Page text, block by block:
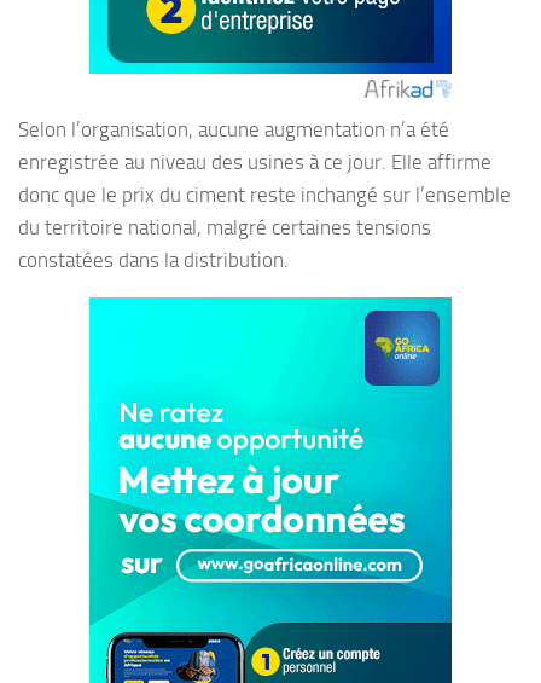
Selon l’organisation, aucune augmentation n’a été
enregistrée au niveau des usines à ce jour. Elle affirme
donc que le prix du ciment reste inchangé sur l’ensemble
du territoire national, malgré certaines tensions
constatées dans la distribution.